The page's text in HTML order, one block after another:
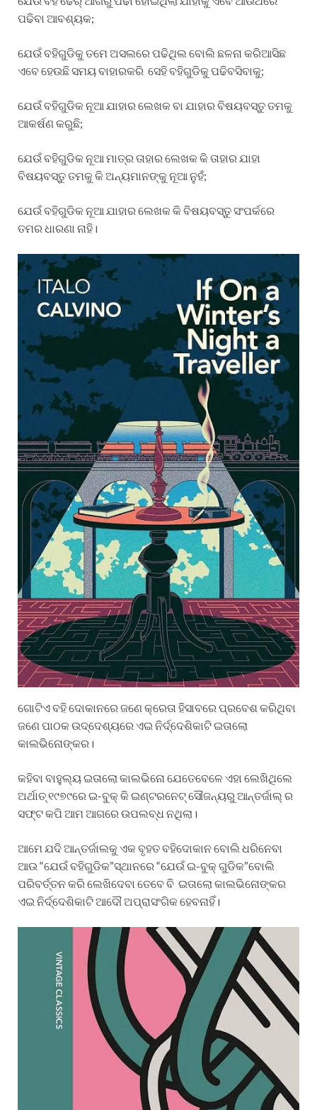
ପଢିବା ଆବଶ୍ୟକ;
ଯେଉଁ ବହିଗୁଡିକୁ ତମେ ଅସଲରେ ପଢିଥିଲ ବୋଲି ଛଳନା କରିଆସିଛ
ଏବେ ହେଉଛି ସମୟ ବାହାରକରି ସେହି ବହିଗୁଡିକୁ ପଢିବସିବାକୁ;
ଯେଉଁ ବହିଗୁଡିକ ନୂଆ ଯାହାର ଲେଖକ ବା ଯାହାର ବିଷୟବସ୍ତୁ ତମକୁ
ଆକର୍ଷଣ କରୁଛି;
ଯେଉଁ ବହିଗୁଡିକ ନୂଆ ମାତ୍ର ତାହାର ଲେଖକ କି ତାହାର ଯାହା
ବିଷୟବସ୍ତୁ ତମକୁ କି ଅନ୍ୟମାନଙ୍କୁ ନୂଆ ନୁହଁ;
ଯେଉଁ ବହିଗୁଡିକ ନୂଆ ଯାହାର ଲେଖକ କି ବିଷୟବସ୍ତୁ ସଂପର୍କରେ
ତମର ଧାରଣା ନାହି।
ଗୋଟିଏ ବହି ଦୋକାନରେ ଜଣେ କ୍ରେତା ହିସାବରେ ପ୍ରବେଶ କରିଥିବା
ଜଣେ ପାଠକ ଉଦ୍ଦେଶ୍ୟରେ ଏଇ ନିର୍ଦ୍ଦେଶିକାଟି ଇତାଲୋ
କାଲଭିନୋଙ୍କର।
କହିବା ବାହୁଲ୍ୟ ଇତାଲୋ କାଲଭିନୋ ଯେତେବେଳେ ଏହା ଲେଖିଥିଲେ
ଅର୍ଥାତ୍ ୧୯୭୯ରେ ଇ-ବୁକ୍ କି ଇଣ୍ଟରନେଟ୍ ସୌଜନ୍ୟରୁ ଆନ୍ତର୍ଜାଲ୍ ର
ସଫ୍ଟ କପି ଆମ ଆଗରେ ଉପଲବ୍ଧ ନଥିଲା।
ଆମେ ଯଦି ଆନ୍ତର୍ଜାଲକୁ ଏକ ବୃହତ ବହିଦୋକାନ ବୋଲି ଧରିନେବା
ଆଉ “ଯେଉଁ ବହିଗୁଡିକ”ସ୍ଥାନରେ “ଯେଉଁ ଇ-ବୁକ୍ ଗୁଡିକ”ବୋଲି
ପରିବର୍ତ୍ତନ କରି ଲେଖିଦେବା ତେବେ ବି ଇତାଲୋ କାଲଭିନୋଙ୍କର
ଏଇ ନିର୍ଦ୍ଦେଶିକାଟି ଆଦୌ ଅପ୍ରାସଂଗିକ ହେବନାହିଁ।